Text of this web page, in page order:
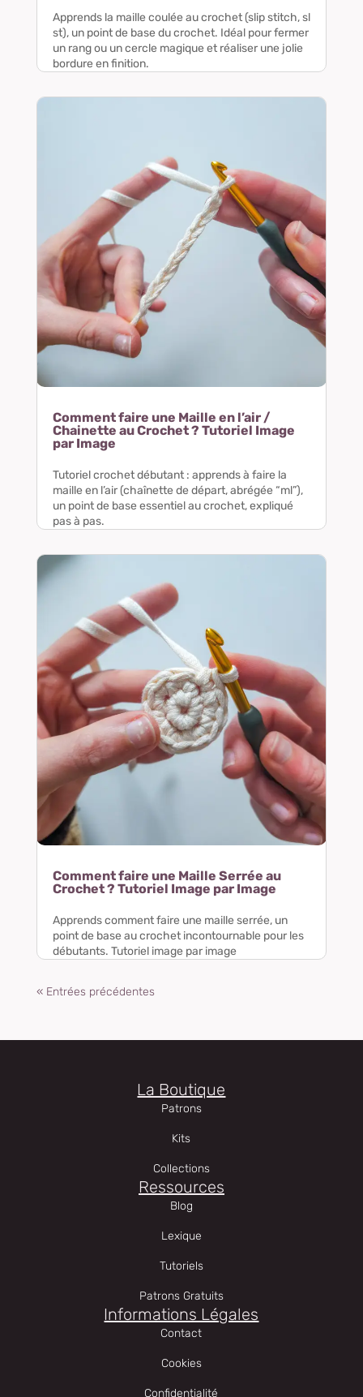
Apprends la maille coulée au crochet (slip stitch, sl
st), un point de base du crochet. Idéal pour fermer
un rang ou un cercle magique et réaliser une jolie
bordure en finition.
Comment faire une Maille en l’air /
Chainette au Crochet ? Tutoriel Image
par Image
Tutoriel crochet débutant : apprends à faire la
maille en l’air (chaînette de départ, abrégée “ml”),
un point de base essentiel au crochet, expliqué
pas à pas.
Comment faire une Maille Serrée au
Crochet ? Tutoriel Image par Image
Apprends comment faire une maille serrée, un
point de base au crochet incontournable pour les
débutants. Tutoriel image par image
« Entrées précédentes
La Boutique
Patrons
Kits
Collections
Ressources
Blog
Lexique
Tutoriels
Patrons Gratuits
Informations Légales
Contact
Cookies
Confidentialité